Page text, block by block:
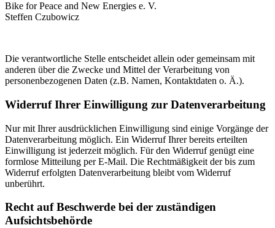
Bike for Peace and New Energies e. V.
Steffen Czubowicz
Die verantwortliche Stelle entscheidet allein oder gemeinsam mit
anderen über die Zwecke und Mittel der Verarbeitung von
personenbezogenen Daten (z.B. Namen, Kontaktdaten o. Ä.).
Widerruf Ihrer Einwilligung zur Datenverarbeitung
Nur mit Ihrer ausdrücklichen Einwilligung sind einige Vorgänge der
Datenverarbeitung möglich. Ein Widerruf Ihrer bereits erteilten
Einwilligung ist jederzeit möglich. Für den Widerruf genügt eine
formlose Mitteilung per E-Mail. Die Rechtmäßigkeit der bis zum
Widerruf erfolgten Datenverarbeitung bleibt vom Widerruf
unberührt.
Recht auf Beschwerde bei der zuständigen
Aufsichtsbehörde